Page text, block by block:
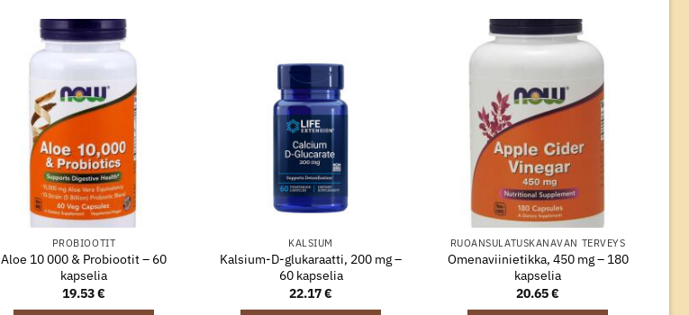
PROBIOOTIT
Aloe 10 000 & Probiootit – 60
kapselia
19.53€
KALSIUM
Kalsium-D-glukaraatti, 200 mg –
60 kapselia
22.17€
RUOANSULATUSKANAVAN TERVEYS
Omenaviinietikka, 450 mg – 180
kapselia
20.65€